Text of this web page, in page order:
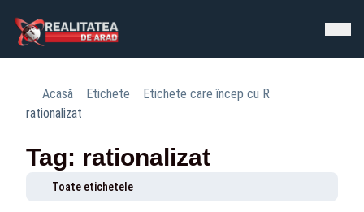
Acasă Etichete
Etichete care încep cu R
rationalizat
Tag: rationalizat
Toate etichetele